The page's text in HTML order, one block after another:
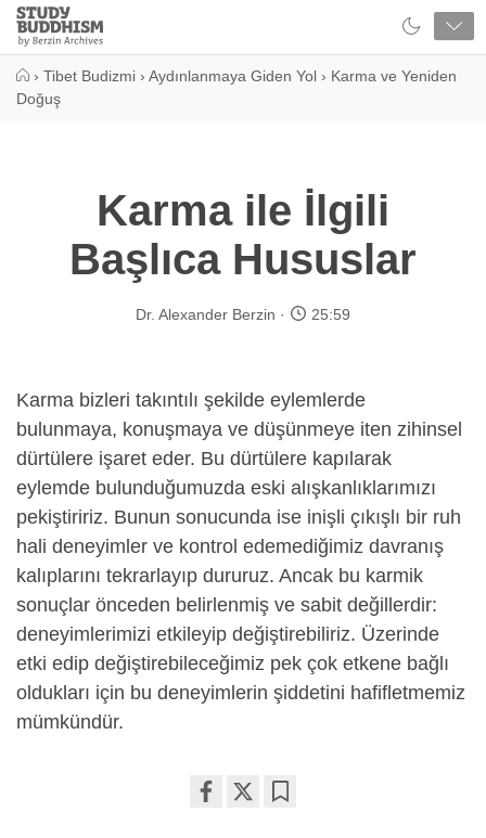
Close
Study
Buddhism
› Tibet Budizmi › Aydınlanmaya Giden Yol › Karma ve Yeniden
Doğuş
Karma ile İlgili
Başlıca Hususlar
Dr. Alexander Berzin 25:59
Karma bizleri takıntılı şekilde eylemlerde
bulunmaya, konuşmaya ve düşünmeye iten zihinsel
dürtülere işaret eder. Bu dürtülere kapılarak
eylemde bulunduğumuzda eski alışkanlıklarımızı
pekiştiririz. Bunun sonucunda ise inişli çıkışlı bir ruh
hali deneyimler ve kontrol edemediğimiz davranış
kalıplarını tekrarlayıp dururuz. Ancak bu karmik
sonuçlar önceden belirlenmiş ve sabit değillerdir:
deneyimlerimizi etkileyip değiştirebiliriz. Üzerinde
etki edip değiştirebileceğimiz pek çok etkene bağlı
oldukları için bu deneyimlerin şiddetini hafifletmemiz
mümkündür.